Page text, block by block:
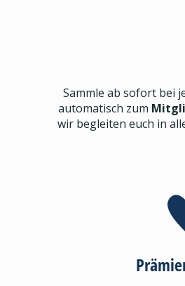
Sammle ab sofort bei
automatisch zum
wir begleiten euch in